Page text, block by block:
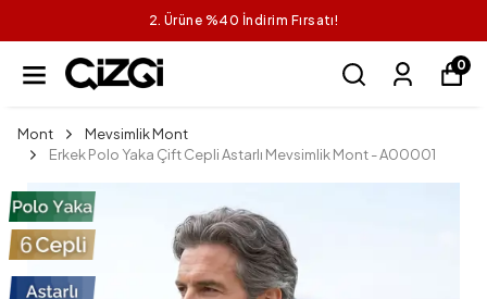
2. Ürüne %40 İndirim Fırsatı!
0
Mont
Mevsimlik Mont
Erkek Polo Yaka Çift Cepli Astarlı Mevsimlik Mont - A00001